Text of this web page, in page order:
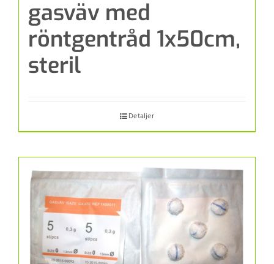
gasväv med
röntgentråd 1x50cm,
steril
Detaljer